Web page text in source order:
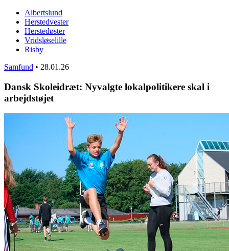
Albertslund
Herstedvester
Herstedøster
Vridsløselille
Risby
Samfund • 28.01.26
Dansk Skoleidræt: Nyvalgte lokalpolitikere skal i
arbejdstøjet